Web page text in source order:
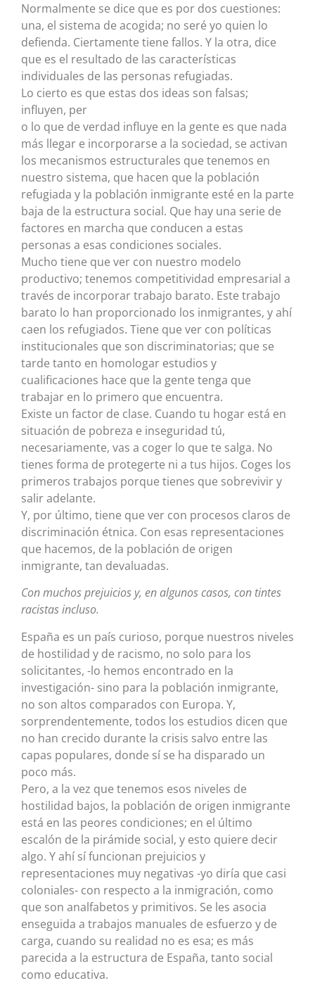
Normalmente se dice que es por dos cuestiones:
una, el sistema de acogida; no seré yo quien lo
defienda. Ciertamente tiene fallos. Y la otra, dice
que es el resultado de las características
individuales de las personas refugiadas.
Lo cierto es que estas dos ideas son falsas;
influyen, per
o lo que de verdad influye en la gente es que nada
más llegar e incorporarse a la sociedad, se activan
los mecanismos estructurales que tenemos en
nuestro sistema, que hacen que la población
refugiada y la población inmigrante esté en la parte
baja de la estructura social. Que hay una serie de
factores en marcha que conducen a estas
personas a esas condiciones sociales.
Mucho tiene que ver con nuestro modelo
productivo; tenemos competitividad empresarial a
través de incorporar trabajo barato. Este trabajo
barato lo han proporcionado los inmigrantes, y ahí
caen los refugiados. Tiene que ver con políticas
institucionales que son discriminatorias; que se
tarde tanto en homologar estudios y
cualificaciones hace que la gente tenga que
trabajar en lo primero que encuentra.
Existe un factor de clase. Cuando tu hogar está en
situación de pobreza e inseguridad tú,
necesariamente, vas a coger lo que te salga. No
tienes forma de protegerte ni a tus hijos. Coges los
primeros trabajos porque tienes que sobrevivir y
salir adelante.
Y, por último, tiene que ver con procesos claros de
discriminación étnica. Con esas representaciones
que hacemos, de la población de origen
inmigrante, tan devaluadas.
Con muchos prejuicios y, en algunos casos, con tintes
racistas incluso.
España es un país curioso, porque nuestros niveles
de hostilidad y de racismo, no solo para los
solicitantes, -lo hemos encontrado en la
investigación- sino para la población inmigrante,
no son altos comparados con Europa. Y,
sorprendentemente, todos los estudios dicen que
no han crecido durante la crisis salvo entre las
capas populares, donde sí se ha disparado un
poco más.
Pero, a la vez que tenemos esos niveles de
hostilidad bajos, la población de origen inmigrante
está en las peores condiciones; en el último
escalón de la pirámide social, y esto quiere decir
algo. Y ahí sí funcionan prejuicios y
representaciones muy negativas -yo diría que casi
coloniales- con respecto a la inmigración, como
que son analfabetos y primitivos. Se les asocia
enseguida a trabajos manuales de esfuerzo y de
carga, cuando su realidad no es esa; es más
parecida a la estructura de España, tanto social
como educativa.